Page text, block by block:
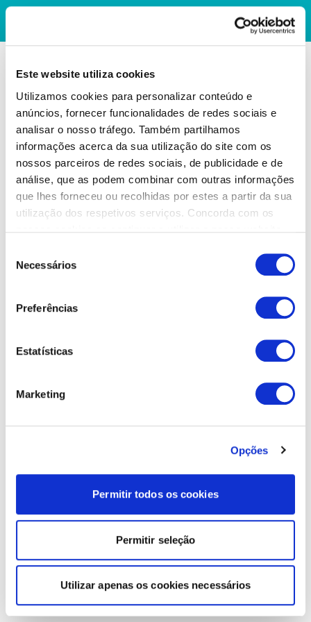
Este website utiliza cookies
Utilizamos cookies para personalizar conteúdo e
anúncios, fornecer funcionalidades de redes sociais e
analisar o nosso tráfego. Também partilhamos
informações acerca da sua utilização do site com os
nossos parceiros de redes sociais, de publicidade e de
análise, que as podem combinar com outras informações
que lhes forneceu ou recolhidas por estes a partir da sua
utilização dos respetivos serviços. Concorda com os
Necessários
Preferências
Estatísticas
Marketing
Opções
Permitir todos os cookies
Permitir seleção
Utilizar apenas os cookies necessários